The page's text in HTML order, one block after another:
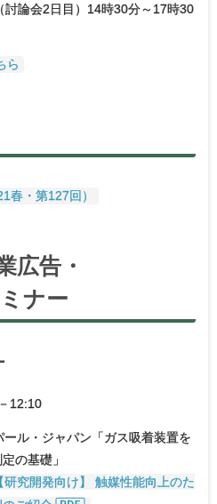
（討論会2日目）14時30分～17時30
ら
春・第127回）
広告・
ナー
12:10
ル・ジャパン「ガス吸着装置を
の基礎」
【研究開発向け】 触媒性能向上のた